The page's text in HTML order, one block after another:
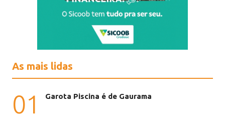
As mais lidas
01 Garota Piscina é de Gaurama